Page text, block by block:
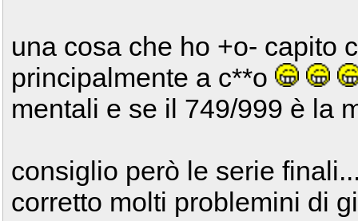
una cosa che ho +o- capito
principalmente a c**o
mentali e se il 749/999 è la
consiglio però le serie
corretto molti problemini di